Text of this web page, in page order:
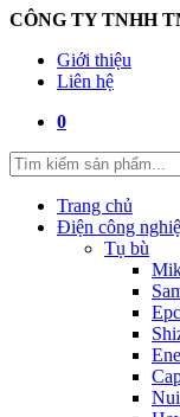
CÔNG TY TNHH
Giới thiệu
Liên hệ
0
Trang chủ
Điện công
Tụ bù